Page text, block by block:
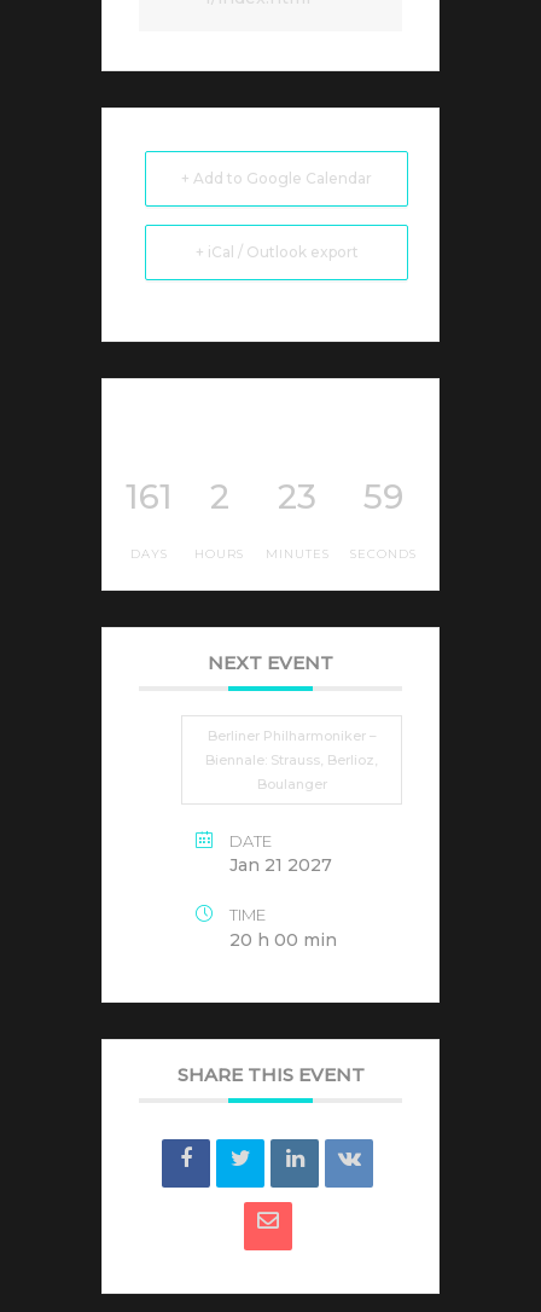
+ Add to Google Calendar
+ iCal / Outlook export
161
DAYS
2
HOURS
23
MINUTES
59
SECONDS
NEXT EVENT
Berliner Philharmoniker –
Biennale: Strauss, Berlioz,
Boulanger
DATE
Jan 21 2027
TIME
20 h 00 min
SHARE THIS EVENT